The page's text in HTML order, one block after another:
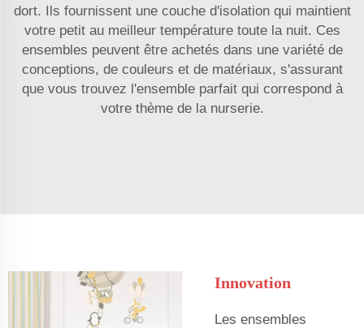
dort. Ils fournissent une couche d'isolation qui maintient
votre petit au meilleur température toute la nuit. Ces
ensembles peuvent être achetés dans une variété de
conceptions, de couleurs et de matériaux, s'assurant
que vous trouvez l'ensemble parfait qui correspond à
votre thème de la nurserie.
Innovation
Les ensembles